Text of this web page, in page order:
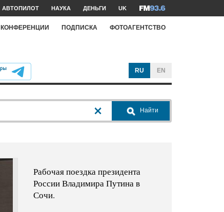
АВТОПИЛОТ НАУКА ДЕНЬГИ UK
КОНФЕРЕНЦИИ ПОДПИСКА ФОТОАГЕНТСТВО
RU EN
Найти
Рабочая поездка президента
России Владимира Путина в
Сочи.